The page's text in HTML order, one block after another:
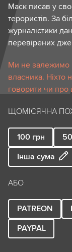
Маск писав у
терористів. За
журналістики
перевірених
Ми не залежимо
власника. Ніхто
говорити чи
ЩОМІСЯЧНА
100 грн
Інша сума
АБО
PATREON
PAYPAL